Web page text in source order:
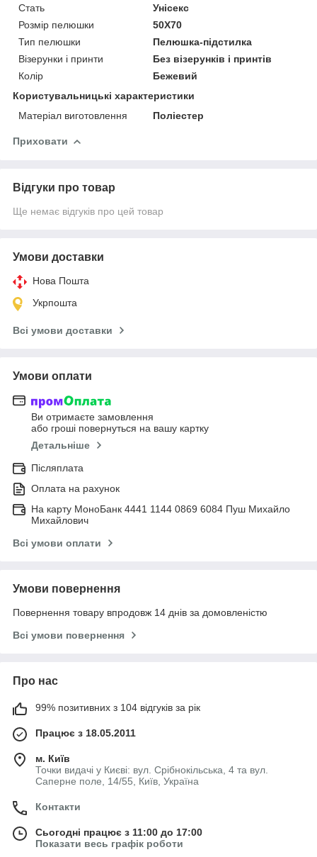
Стать
Унісекс
Розмір пелюшки
50Х70
Тип пелюшки
Пелюшка-підстилка
Візерунки і принти
Без візерунків і принтів
Колір
Бежевий
Користувальницькі характеристики
Матеріал виготовлення
Поліестер
Приховати
Відгуки про товар
Ще немає відгуків про цей товар
Умови доставки
Нова Пошта
Укрпошта
Всі умови доставки
Умови оплати
Ви отримаєте замовлення
або гроші повернуться на вашу картку
Детальніше
Післяплата
Оплата на рахунок
На карту МоноБанк 4441 1144 0869 6084 Пуш Михайло
Михайлович
Всі умови оплати
Умови повернення
Повернення товару впродовж 14 днів за домовленістю
Всі умови повернення
Про нас
99% позитивних з 104 відгуків за рік
Працює з 18.05.2011
м. Київ
Точки видачі у Києві: вул. Срібнокільська, 4 та вул.
Саперне поле, 14/55, Київ, Україна
Контакти
Сьогодні працює з 11:00 до 17:00
Показати весь графік роботи